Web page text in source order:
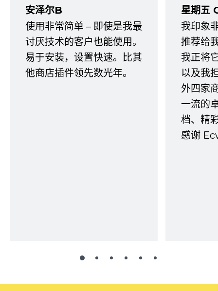
安泽尔B
使用非常简单 – 即使是我最
讨厌技术的客户也能使用。
易于安装，设置快速。比其
他商店插件领先数光年。
星期五
我印象
推荐给
我正将
以及我
外四家
一流的
档、精
感谢